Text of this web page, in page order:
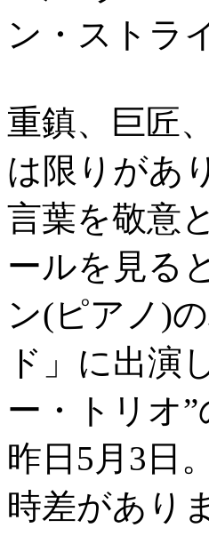
ン・ストラ
重鎮、巨匠
は限りがあ
言葉を敬意
ールを見る
ン(ピアノ)
ド」に出演
ー・トリオ
昨日5月3日
時差があり